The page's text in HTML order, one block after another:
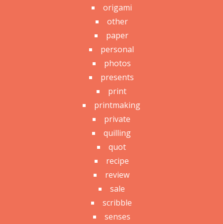
origami
other
paper
personal
photos
presents
print
printmaking
private
quilling
quot
recipe
review
sale
scribble
senses